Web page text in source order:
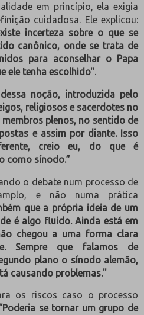
em princípio, ela exigia
cuidadosa. Ele explicou:
incerteza sobre o que se
canônico, onde se trata de
para aconselhar o Papa
ele tenha escolhido".
noção, introduzida pelo
religiosos e sacerdotes no
plenos, no sentido de
e assim por diante. Isso
creio eu, do que é
como sínodo.”
o debate num processo de
e não numa prática
que a própria ideia de um
é algo fluido. Ainda está em
chegou a uma forma clara
Sempre que falamos de
plano o sínodo alemão,
causando problemas."
os riscos caso o processo
se tornar um grupo de